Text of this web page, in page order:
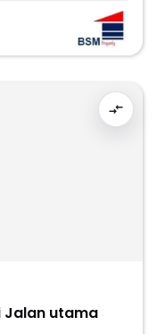
Jalan utama